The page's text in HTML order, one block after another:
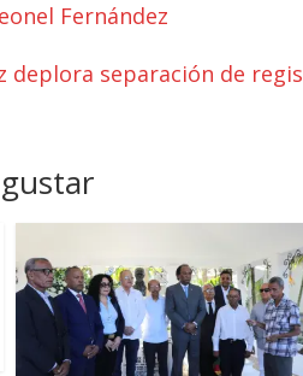
Fernández
deplora separación de